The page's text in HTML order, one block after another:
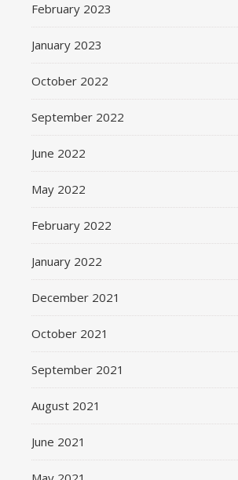
February 2023
January 2023
October 2022
September 2022
June 2022
May 2022
February 2022
January 2022
December 2021
October 2021
September 2021
August 2021
June 2021